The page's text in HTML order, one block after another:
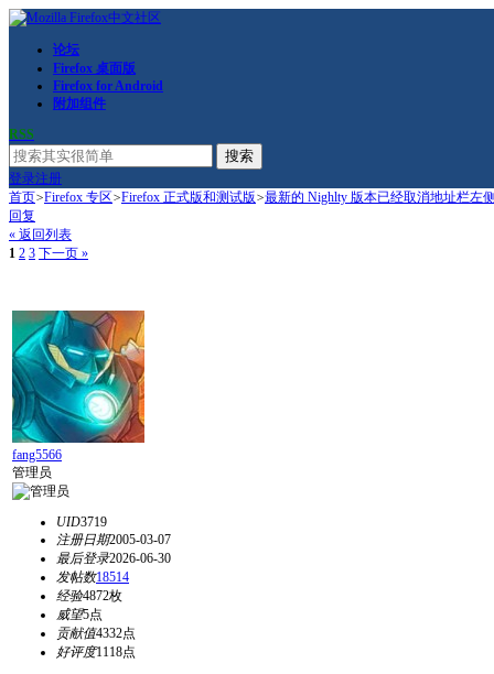
论坛
Firefox 桌面版
Firefox for Android
附加组件
RSS
搜索
登录注册
首页>Firefox 专区>Firefox 正式版和测试版>最新的 Nighlty 版本已经取消地址栏左
回复
« 返回列表
1 2 3 下一页 »
fang5566
管理员
UID3719
注册日期2005-03-07
最后登录2026-06-30
发帖数18514
经验4872枚
威望5点
贡献值4332点
好评度1118点